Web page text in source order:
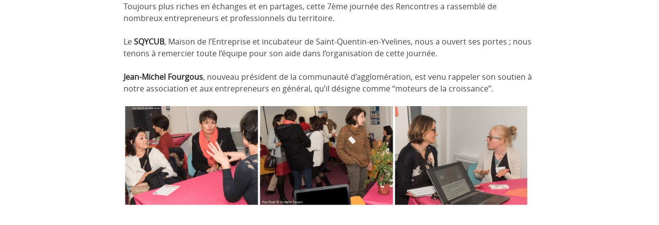
Toujours plus riches en échanges et en partages, cette 7ème journée des Rencontres a rassemblé de
nombreux entrepreneurs et professionnels du territoire.
LeSQYCUB, Maison de l’Entreprise et incubateur de Saint-Quentin-en-Yvelines, nous a ouvert ses portes ; nous
tenons à remercier toute l’équipe pour son aide dans l’organisation de cette journée.
Jean-Michel Fourgous, nouveau président de la communauté d’agglomération, est venu rappeler son soutien à
notre association et aux entrepreneurs en général, qu’il désigne comme “moteurs de la croissance”.